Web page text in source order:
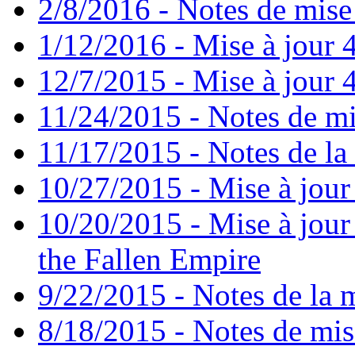
2/8/2016 - Notes de
1/12/2016 - Mise à jour
12/7/2015 - Mise à jour
11/24/2015 - Notes de
11/17/2015 - Notes de
10/27/2015 - Mise à
10/20/2015 - Mise à
the Fallen Empire
9/22/2015 - Notes de la
8/18/2015 - Notes de